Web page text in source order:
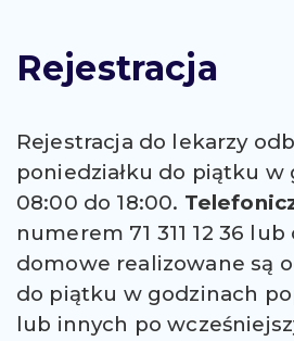
Rejestracja
Rejestracja do lekarzy
poniedziałku do piątku w
08:00 do 18:00.
numerem 71 311 12 36
domowe realizowane są
do piątku w godzinach
lub innych po